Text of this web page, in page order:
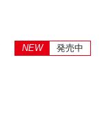
NEW 発売中